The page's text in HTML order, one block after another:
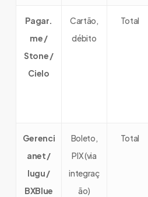
Pagar.
me /
Stone /
Cielo
Cartão,
débito
Total
Gerenci
anet /
Iugu /
BXBlue
Boleto,
PIX (via
integraç
ão)
Total